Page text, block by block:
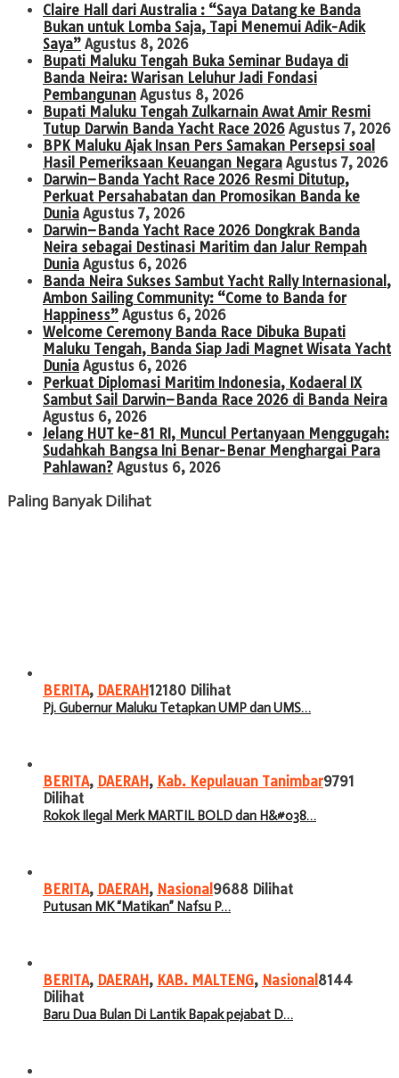
Claire Hall dari Australia : “Saya Datang ke Banda
Bukan untuk Lomba Saja, Tapi Menemui Adik-Adik
Saya” Agustus 8, 2026
Bupati Maluku Tengah Buka Seminar Budaya di
Banda Neira: Warisan Leluhur Jadi Fondasi
Pembangunan Agustus 8, 2026
Bupati Maluku Tengah Zulkarnain Awat Amir Resmi
Tutup Darwin Banda Yacht Race 2026 Agustus 7, 2026
BPK Maluku Ajak Insan Pers Samakan Persepsi soal
Hasil Pemeriksaan Keuangan Negara Agustus 7, 2026
Darwin–Banda Yacht Race 2026 Resmi Ditutup,
Perkuat Persahabatan dan Promosikan Banda ke
Dunia Agustus 7, 2026
Darwin–Banda Yacht Race 2026 Dongkrak Banda
Neira sebagai Destinasi Maritim dan Jalur Rempah
Dunia Agustus 6, 2026
Banda Neira Sukses Sambut Yacht Rally Internasional,
Ambon Sailing Community: “Come to Banda for
Happiness” Agustus 6, 2026
Welcome Ceremony Banda Race Dibuka Bupati
Maluku Tengah, Banda Siap Jadi Magnet Wisata Yacht
Dunia Agustus 6, 2026
Perkuat Diplomasi Maritim Indonesia, Kodaeral IX
Sambut Sail Darwin–Banda Race 2026 di Banda Neira
Agustus 6, 2026
Jelang HUT ke-81 RI, Muncul Pertanyaan Menggugah:
Sudahkah Bangsa Ini Benar-Benar Menghargai Para
Pahlawan? Agustus 6, 2026
Paling Banyak Dilihat
BERITA, DAERAH12180 Dilihat
Pj. Gubernur Maluku Tetapkan UMP dan UMS…
BERITA, DAERAH, Kab. Kepulauan Tanimbar9791
Dilihat
Rokok Ilegal Merk MARTIL BOLD dan H&#038…
BERITA, DAERAH, Nasional 9688 Dilihat
Putusan MK “Matikan” Nafsu P…
BERITA, DAERAH, KAB. MALTENG, Nasional 8144
Dilihat
Baru Dua Bulan Di Lantik Bapak pejabat D…